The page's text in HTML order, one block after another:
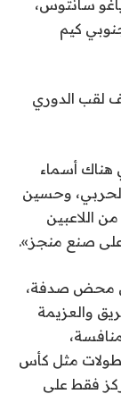
سانتوس،
كيم
لقب الدوري
أسماء
وحسين
اللاعبين
على صنع منجز».
يكن محض صدفة،
والعزيمة
مثل كأس
فقط على